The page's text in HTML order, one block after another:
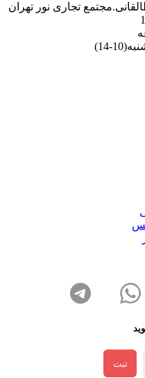
تجاری نور تهران
ثبت